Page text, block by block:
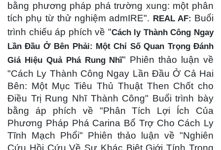
bằng phương pháp phá trường xung: một phân
tích phụ từ thử nghiệm admIRE". REAL AF: Buổi
trình chiếu áp phích về "Cách ly Thành Công Ngay
Lần Đầu Ở Bên Phải: Một Chỉ Số Quan Trọng Đánh
Giá Hiệu Quả Phá Rung Nhĩ" Phiên thảo luận về
"Cách Ly Thành Công Ngay Lần Đầu Ở Cả Hai
Bên: Một Mục Tiêu Thủ Thuật Then Chốt cho
Điều Trị Rung Nhĩ Thành Công" Buổi trình bày
bằng áp phích về "Phân Tích Lợi Ích Của
Phương Pháp Phá Carina Bổ Trợ Cho Cách Ly
Tĩnh Mạch Phổi" Phiên thảo luận về "Nghiên
Cứu Hồi Cứu Về Sự Khác Biệt Giới Tính Trong